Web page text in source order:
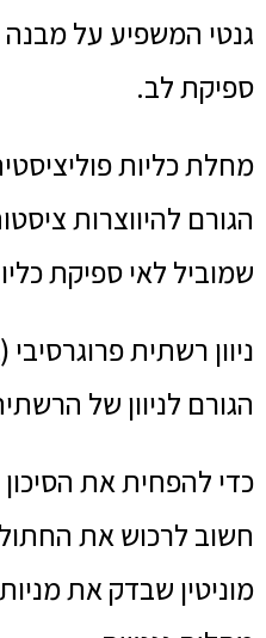
גנטי המשפיע על מבנה
ספיקת לב.
הגורם להיווצרות
שמוביל לאי ספיקת
הגורם לניוון של
כדי להפחית את
חשוב לרכוש את
מוניטין שבדק את